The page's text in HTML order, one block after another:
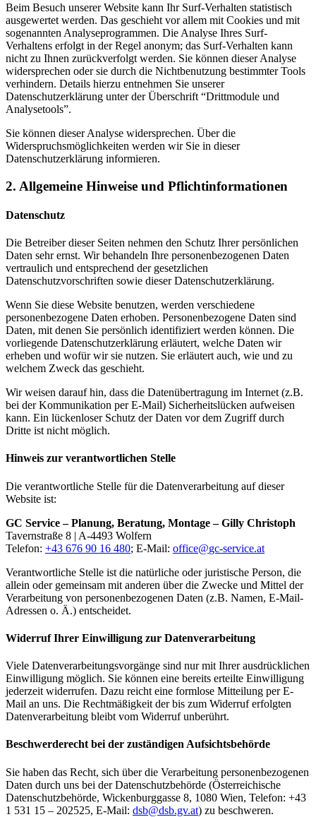
Beim Besuch unserer Website kann Ihr Surf-Verhalten statistisch
ausgewertet werden. Das geschieht vor allem mit Cookies und mit
sogenannten Analyseprogrammen. Die Analyse Ihres Surf-
Verhaltens erfolgt in der Regel anonym; das Surf-Verhalten kann
nicht zu Ihnen zurückverfolgt werden. Sie können dieser Analyse
widersprechen oder sie durch die Nichtbenutzung bestimmter Tools
verhindern. Details hierzu entnehmen Sie unserer
Datenschutzerklärung unter der Überschrift “Drittmodule und
Analysetools”.
Sie können dieser Analyse widersprechen. Über die
Widerspruchsmöglichkeiten werden wir Sie in dieser
Datenschutzerklärung informieren.
2. Allgemeine Hinweise und Pflichtinformationen
Datenschutz
Die Betreiber dieser Seiten nehmen den Schutz Ihrer persönlichen
Daten sehr ernst. Wir behandeln Ihre personenbezogenen Daten
vertraulich und entsprechend der gesetzlichen
Datenschutzvorschriften sowie dieser Datenschutzerklärung.
Wenn Sie diese Website benutzen, werden verschiedene
personenbezogene Daten erhoben. Personenbezogene Daten sind
Daten, mit denen Sie persönlich identifiziert werden können. Die
vorliegende Datenschutzerklärung erläutert, welche Daten wir
erheben und wofür wir sie nutzen. Sie erläutert auch, wie und zu
welchem Zweck das geschieht.
Wir weisen darauf hin, dass die Datenübertragung im Internet (z.B.
bei der Kommunikation per E-Mail) Sicherheitslücken aufweisen
kann. Ein lückenloser Schutz der Daten vor dem Zugriff durch
Dritte ist nicht möglich.
Hinweis zur verantwortlichen Stelle
Die verantwortliche Stelle für die Datenverarbeitung auf dieser
Website ist:
GC Service – Planung, Beratung, Montage – Gilly Christoph
Tavernstraße 8 | A-4493 Wolfern
Telefon: +43 676 90 16 480; E-Mail: office@gc-service.at
Verantwortliche Stelle ist die natürliche oder juristische Person, die
allein oder gemeinsam mit anderen über die Zwecke und Mittel der
Verarbeitung von personenbezogenen Daten (z.B. Namen, E-Mail-
Adressen o. Ä.) entscheidet.
Widerruf Ihrer Einwilligung zur Datenverarbeitung
Viele Datenverarbeitungsvorgänge sind nur mit Ihrer ausdrücklichen
Einwilligung möglich. Sie können eine bereits erteilte Einwilligung
jederzeit widerrufen. Dazu reicht eine formlose Mitteilung per E-
Mail an uns. Die Rechtmäßigkeit der bis zum Widerruf erfolgten
Datenverarbeitung bleibt vom Widerruf unberührt.
Beschwerderecht bei der zuständigen Aufsichtsbehörde
Sie haben das Recht, sich über die Verarbeitung personenbezogenen
Daten durch uns bei der Datenschutzbehörde (Österreichische
Datenschutzbehörde, Wickenburggasse 8, 1080 Wien, Telefon: +43
1 531 15 – 202525, E-Mail: dsb@dsb.gv.at) zu beschweren.